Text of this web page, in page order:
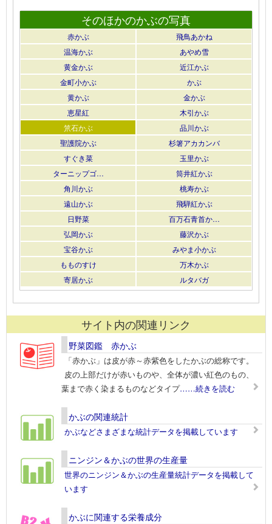
そのほかのかぶの写真
赤かぶ
飛鳥あかね
温海かぶ
あやめ雪
黄金かぶ
近江かぶ
金町小かぶ
かぶ
黄かぶ
金かぶ
恵星紅
木引かぶ
笊石かぶ
品川かぶ
聖護院かぶ
杉箸アカカンバ
すぐき菜
玉里かぶ
ターニップゴ…
筒井紅かぶ
角川かぶ
桃寿かぶ
遠山かぶ
飛騨紅かぶ
日野菜
百万石青首か…
弘岡かぶ
藤沢かぶ
宝谷かぶ
みやま小かぶ
もものすけ
万木かぶ
寄居かぶ
ルタバガ
サイト内の関連リンク
野菜図鑑 赤かぶ
「赤かぶ」は皮が赤～赤紫色をしたかぶの総称です。
皮の上部だけが赤いものや、全体が濃い紅色のもの、
葉まで赤く染まるものなどタイプ……続きを読む
かぶの関連統計
かぶなどさまざまな統計データを掲載しています
ニンジン＆かぶの世界の生産量
世界のニンジン＆かぶの生産量統計データを掲載して
います
かぶに関連する栄養成分